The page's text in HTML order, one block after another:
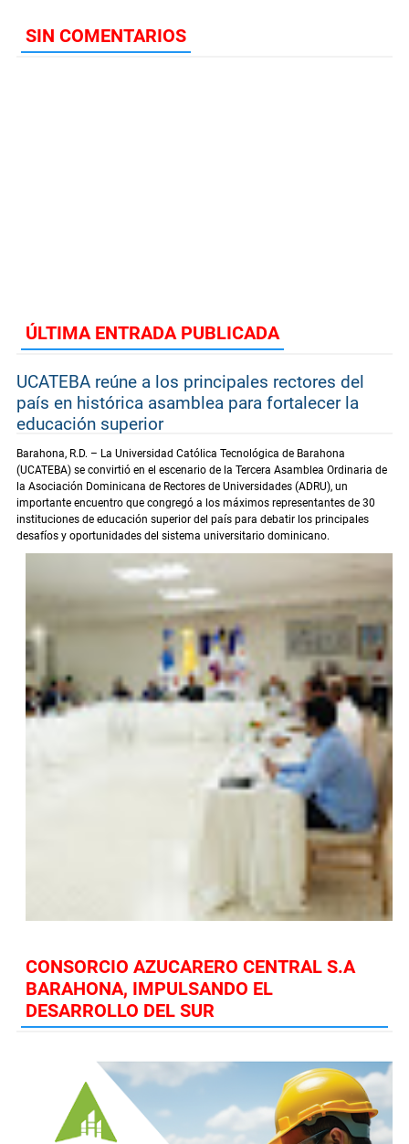
SIN COMENTARIOS
ÚLTIMA ENTRADA PUBLICADA
UCATEBA reúne a los principales rectores del
país en histórica asamblea para fortalecer la
educación superior
Barahona, R.D. – La Universidad Católica Tecnológica de Barahona
(UCATEBA) se convirtió en el escenario de la Tercera Asamblea Ordinaria de
la Asociación Dominicana de Rectores de Universidades (ADRU), un
importante encuentro que congregó a los máximos representantes de 30
instituciones de educación superior del país para debatir los principales
desafíos y oportunidades del sistema universitario dominicano.
CONSORCIO AZUCARERO CENTRAL S.A
BARAHONA, IMPULSANDO EL
DESARROLLO DEL SUR